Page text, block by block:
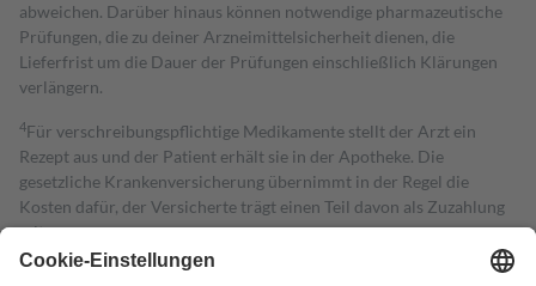
abweichen. Darüber hinaus können notwendige pharmazeutische
Prüfungen, die zu deiner Arzneimittelsicherheit dienen, die
Lieferfrist um die Dauer der Prüfungen einschließlich Klärungen
verlängern.
4Für verschreibungspflichtige Medikamente stellt der Arzt ein
Rezept aus und der Patient erhält sie in der Apotheke. Die
gesetzliche Krankenversicherung übernimmt in der Regel die
Kosten dafür, der Versicherte trägt einen Teil davon als Zuzahlung
mit.
Grundsätzlich leisten Mitglieder Zuzahlungen in Höhe von zehn